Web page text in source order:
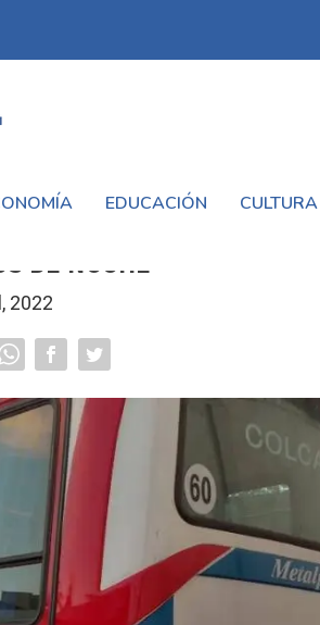
EDUCACIÓN CULTURA
DE NOCHE
2022